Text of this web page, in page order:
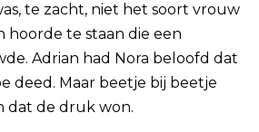
te zacht, niet het soort vrouw
hoorde te staan die een
Adrian had Nora beloofd dat
deed. Maar beetje bij beetje
dat de druk won.